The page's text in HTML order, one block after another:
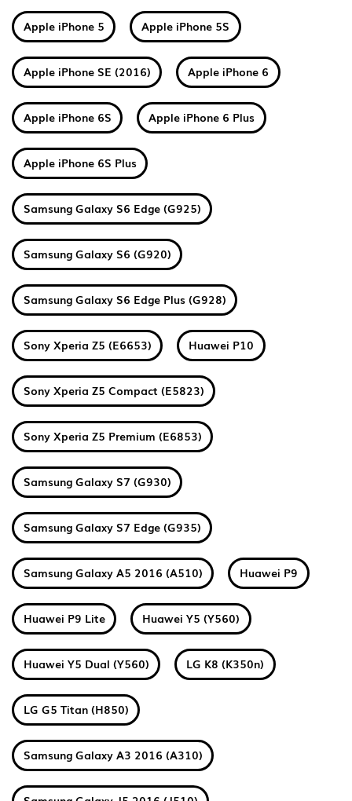
Apple iPhone 5 Apple iPhone 5S
Apple iPhone SE (2016) Apple iPhone 6
Apple iPhone 6S Apple iPhone 6 Plus
Apple iPhone 6S Plus
Samsung Galaxy S6 Edge (G925)
Samsung Galaxy S6 (G920)
Samsung Galaxy S6 Edge Plus (G928)
Sony Xperia Z5 (E6653) Huawei P10
Sony Xperia Z5 Compact (E5823)
Sony Xperia Z5 Premium (E6853)
Samsung Galaxy S7 (G930)
Samsung Galaxy S7 Edge (G935)
Samsung Galaxy A5 2016 (A510) Huawei P9
Huawei P9 Lite Huawei Y5 (Y560)
Huawei Y5 Dual (Y560) LG K8 (K350n)
LG G5 Titan (H850)
Samsung Galaxy A3 2016 (A310)